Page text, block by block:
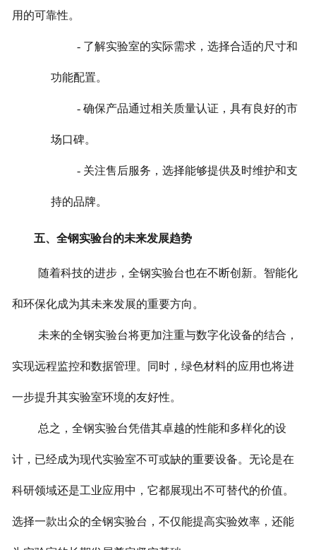
用的可靠性。
- 了解实验室的实际需求，选择合适的尺寸和
功能配置。
- 确保产品通过相关质量认证，具有良好的市
场口碑。
- 关注售后服务，选择能够提供及时维护和支
持的品牌。
五、全钢实验台的未来发展趋势
随着科技的进步，全钢实验台也在不断创新。智能化
和环保化成为其未来发展的重要方向。
未来的全钢实验台将更加注重与数字化设备的结合，
实现远程监控和数据管理。同时，绿色材料的应用也将进
一步提升其实验室环境的友好性。
总之，全钢实验台凭借其卓越的性能和多样化的设
计，已经成为现代实验室不可或缺的重要设备。无论是在
科研领域还是工业应用中，它都展现出不可替代的价值。
选择一款出众的全钢实验台，不仅能提高实验效率，还能